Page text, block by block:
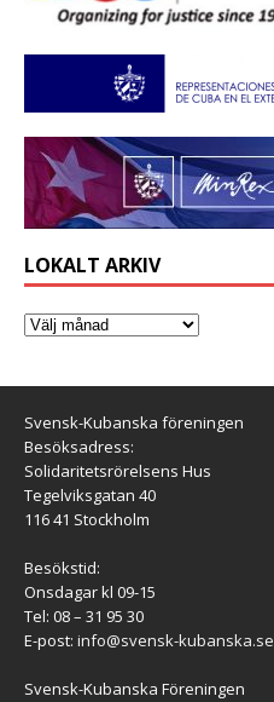
LOKALT ARKIV
Svensk-Kubanska föreningen
Besöksadress:
Solidaritetsrörelsens Hus
Tegelviksgatan 40
116 41 Stockholm
Besökstid:
Onsdagar kl 09-15
Tel: 08 – 31 95 30
E-post: info@svensk-kubanska.se
Svensk-Kubanska Föreningen